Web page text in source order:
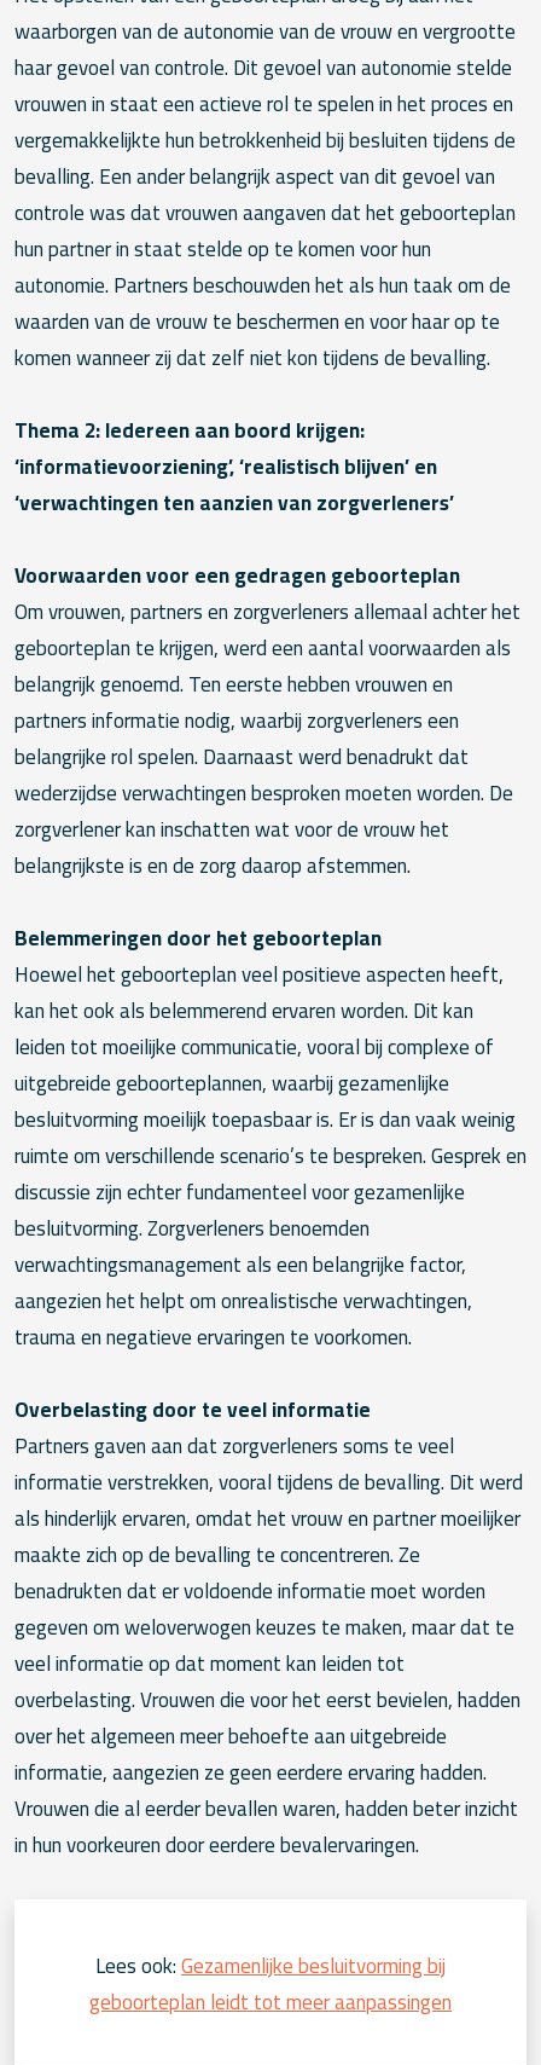
waarborgen van de autonomie van de vrouw en vergrootte
haar gevoel van controle. Dit gevoel van autonomie stelde
vrouwen in staat een actieve rol te spelen in het proces en
vergemakkelijkte hun betrokkenheid bij besluiten tijdens de
bevalling. Een ander belangrijk aspect van dit gevoel van
controle was dat vrouwen aangaven dat het geboorteplan
hun partner in staat stelde op te komen voor hun
autonomie. Partners beschouwden het als hun taak om de
waarden van de vrouw te beschermen en voor haar op te
komen wanneer zij dat zelf niet kon tijdens de bevalling.
Thema 2: Iedereen aan boord krijgen:
‘informatievoorziening’, ‘realistisch blijven’ en
‘verwachtingen ten aanzien van zorgverleners’
Voorwaarden voor een gedragen geboorteplan
Om vrouwen, partners en zorgverleners allemaal achter het
geboorteplan te krijgen, werd een aantal voorwaarden als
belangrijk genoemd. Ten eerste hebben vrouwen en
partners informatie nodig, waarbij zorgverleners een
belangrijke rol spelen. Daarnaast werd benadrukt dat
wederzijdse verwachtingen besproken moeten worden. De
zorgverlener kan inschatten wat voor de vrouw het
belangrijkste is en de zorg daarop afstemmen.
Belemmeringen door het geboorteplan
Hoewel het geboorteplan veel positieve aspecten heeft,
kan het ook als belemmerend ervaren worden. Dit kan
leiden tot moeilijke communicatie, vooral bij complexe of
uitgebreide geboorteplannen, waarbij gezamenlijke
besluitvorming moeilijk toepasbaar is. Er is dan vaak weinig
ruimte om verschillende scenario’s te bespreken. Gesprek en
discussie zijn echter fundamenteel voor gezamenlijke
besluitvorming. Zorgverleners benoemden
verwachtingsmanagement als een belangrijke factor,
aangezien het helpt om onrealistische verwachtingen,
trauma en negatieve ervaringen te voorkomen.
Overbelasting door te veel informatie
Partners gaven aan dat zorgverleners soms te veel
informatie verstrekken, vooral tijdens de bevalling. Dit werd
als hinderlijk ervaren, omdat het vrouw en partner moeilijker
maakte zich op de bevalling te concentreren. Ze
benadrukten dat er voldoende informatie moet worden
gegeven om weloverwogen keuzes te maken, maar dat te
veel informatie op dat moment kan leiden tot
overbelasting. Vrouwen die voor het eerst bevielen, hadden
over het algemeen meer behoefte aan uitgebreide
informatie, aangezien ze geen eerdere ervaring hadden.
Vrouwen die al eerder bevallen waren, hadden beter inzicht
in hun voorkeuren door eerdere bevalervaringen.
Lees ook:Gezamenlijke besluitvorming bij
geboorteplan leidt tot meer aanpassingen